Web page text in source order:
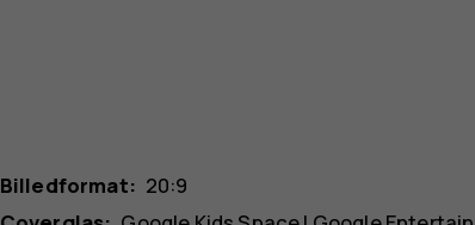
Billedformat: 20:9